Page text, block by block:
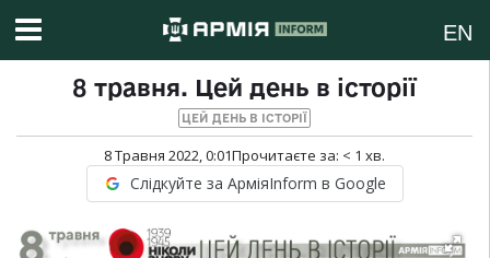
EN
8 травня. Цей день в історії
ЦЕЙ ДЕНЬ В ІСТОРІЇ
8 Травня 2022, 0:01Прочитаєте за: < 1 хв.
Слідкуйте за АрміяInform в Google